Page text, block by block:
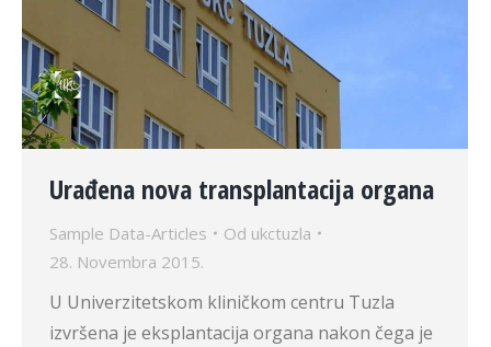
Urađena nova transplantacija organa
Sample Data-Articles Od ukctuzla
28. Novembra 2015.
U Univerzitetskom kliničkom centru Tuzla
izvršena je eksplantacija organa nakon čega je